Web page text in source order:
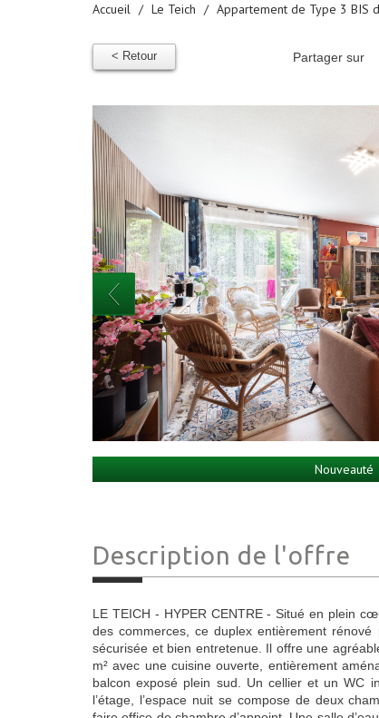
Accueil Le Teich Appartement de Type 3 BIS
< Retour Partager sur
Nouveauté
Description de l'offre
LE TEICH - HYPER CENTRE - Situé en plein
des commerces, ce duplex entièrement
sécurisée et bien entretenue. Il offre une
m² avec une cuisine ouverte, entièrement
balcon exposé plein sud. Un cellier et un WC
l’étage, l’espace nuit se compose de deux